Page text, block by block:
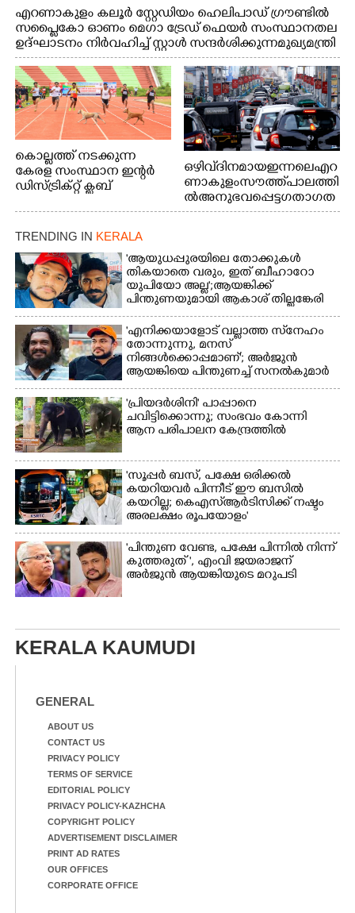
എറണാകുളം കലൂർ സ്റ്റേഡിയം ഹെലിപാഡ് ഗ്രൗണ്ടിൽ
സപ്ളൈകോ ഓണം മെഗാ ട്രേഡ് ഫെയർ സംസ്ഥാനതല
ഉദ്ഘാടനം നിർവഹിച്ച് സ്റ്റാൾ സന്ദർശിക്കുന്ന മുഖ്യമന്ത്രി
വി.ഡി. സതീശൻ. മന്ത്രി അനൂപ് ജേക്കബ് സമീപം
കൊല്ലത്ത് നടക്കുന്ന
കേരള സംസ്ഥാന ഇന്റർ
ഡിസ്ട്രിക്റ്റ് ക്ലബ്
ചാമ്പ്യൻഷിപ്പിൽ അണ്ടർ
20 ആൺകുട്ടികളുടെ 200
മത്സരത്തിനിടെ സിന്തറ്റിക്
ട്രാക്കിന് കുറുകെ ഓടുന്ന
നായകൾ.
ഒഴിവ് ദിനമായ ഇന്നലെ എറ
ണാകുളം സൗത്ത് പാലത്തി
ൽ അനുഭവപ്പെട്ട ഗതാഗത
ക്കുരുക്ക്
TRENDING IN KERALA
'ആയുധപ്പുരയിലെ തോക്കുകൾ
തികയാതെ വരും, ഇത് ബീഹാറോ
യുപിയോ അല്ല';ആയങ്കിക്ക്
പിന്തുണയുമായി ആകാശ് തില്ലങ്കേരി
'എനിക്കയാളോട് വല്ലാത്ത സ്‌നേഹം
തോന്നുന്നു, മനസ്
നിങ്ങൾക്കൊപ്പമാണ്'; അർജുൻ
ആയങ്കിയെ പിന്തുണച്ച് സനൽകുമാർ
'പ്രിയദർശിനി' പാപ്പാനെ
ചവിട്ടിക്കൊന്നു; സംഭവം കോന്നി
ആന പരിപാലന കേന്ദ്രത്തിൽ
'സൂപ്പർ ബസ്, പക്ഷേ ഒരിക്കൽ
കയറിയവർ പിന്നീട് ഈ ബസിൽ
കയറില്ല; കെഎസ്ആർടിസിക്ക് നഷ്ടം
അരലക്ഷം രൂപയോളം'
"പിന്തുണ വേണ്ട,​ പക്ഷേ പിന്നിൽ നിന്ന്
കുത്തരുത് ", എംവി ജയരാജന്
അർജുൻ ആയങ്കിയുടെ മറുപടി
KERALA KAUMUDI
GENERAL
ABOUT US
CONTACT US
PRIVACY POLICY
TERMS OF SERVICE
EDITORIAL POLICY
PRIVACY POLICY-KAZHCHA
COPYRIGHT POLICY
ADVERTISEMENT DISCLAIMER
PRINT AD RATES
OUR OFFICES
CORPORATE OFFICE